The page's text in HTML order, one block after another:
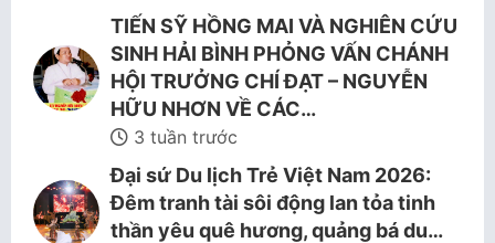
TIẾN SỸ HỒNG MAI VÀ NGHIÊN CỨU
SINH HẢI BÌNH PHỎNG VẤN CHÁNH
HỘI TRƯỞNG CHÍ ĐẠT – NGUYỄN
HỮU NHƠN VỀ CÁC…
3 tuần trước
Đại sứ Du lịch Trẻ Việt Nam 2026:
Đêm tranh tài sôi động lan tỏa tinh
thần yêu quê hương, quảng bá du…